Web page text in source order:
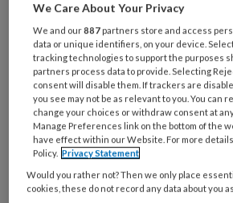
Wat
is
je
e-
mailadres?
* *
Kies
je
wachtwoord* *
Kies
je
functie *
We Care About Your Privacy
We and our887 partners store and access
data or unique identifiers, on your device.
tracking technologies to support the purposes
partners process data to provide. Selecting
consent will disable them. If trackers are
you see may not be as relevant to you. You can
change your choices or withdraw consent at
Manage Preferences link on the bottom of the
have effect within our Website. For more
Policy. Privacy Statement
Would you rather not? Then we only place
cookies, these do not record any data about you